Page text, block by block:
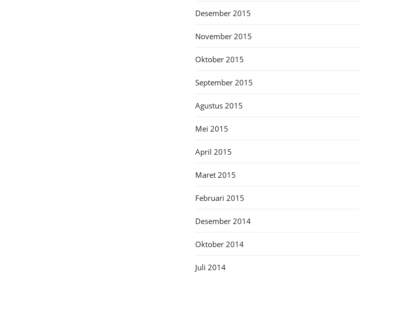
Desember 2015
November 2015
Oktober 2015
September 2015
Agustus 2015
Mei 2015
April 2015
Maret 2015
Februari 2015
Desember 2014
Oktober 2014
Juli 2014